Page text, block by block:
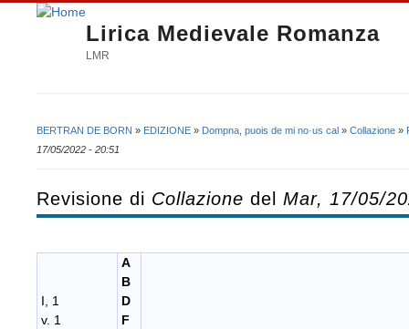
Lirica Medievale Romanza
LMR
Tu sei qui
BERTRAN DE BORN » EDIZIONE » Dompna, puois de mi no·us cal » Collazione »
17/05/2022 - 20:51
Revisione di Collazione del Mar, 17/05/
I, 1
v. 1
A
B
D
F